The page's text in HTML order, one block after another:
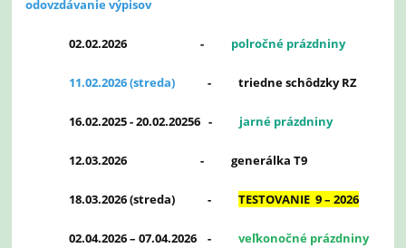
odovzdávanie výpisov
02.02.2026 - polročné prázdniny
11.02.2026 (streda) - triedne schôdzky RZ
16.02.2025 - 20.02.20256 - jarné prázdniny
12.03.2026 - generálka T9
18.03.2026 (streda) - TESTOVANIE 9 – 2026
02.04.2026 – 07.04.2026 - veľkonočné prázdniny